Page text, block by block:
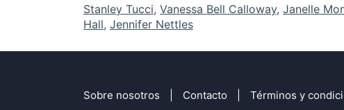
Stanley Tucci, Vanessa Bell Calloway, Janelle
Hall, Jennifer Nettles
Sobre nosotros Contacto Términos y